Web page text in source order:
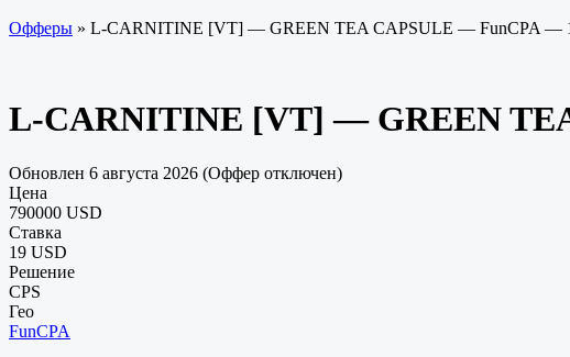
Офферы » L-CARNITINE [VT] — GREEN TEA CAPSULE — FunCPA —
L-CARNITINE [VT] — GREEN
Обновлен 6 августа 2026 (Оффер отключен)
Цена
790000 USD
Ставка
19 USD
Решение
CPS
Гео
FunCPA